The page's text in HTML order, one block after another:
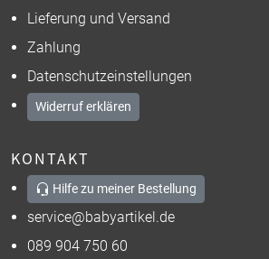
Lieferung und Versand
Zahlung
Datenschutzeinstellungen
Widerruf erklären
KONTAKT
Hilfe zu meiner Bestellung
service@babyartikel.de
089 904 750 60